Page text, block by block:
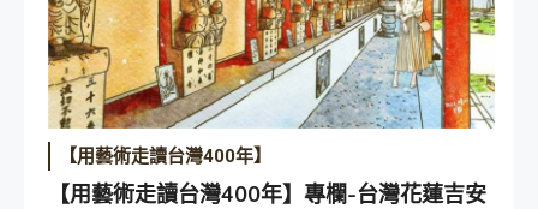
【用藝術走讀台灣400年】
【用藝術走讀台灣400年】專欄-台灣花蓮吉安